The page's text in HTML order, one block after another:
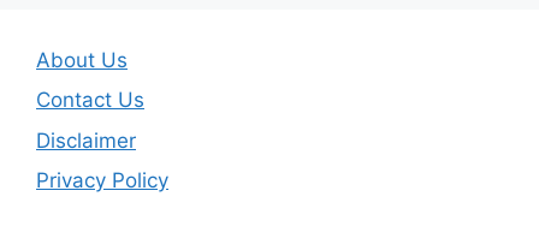
About Us
Contact Us
Disclaimer
Privacy Policy